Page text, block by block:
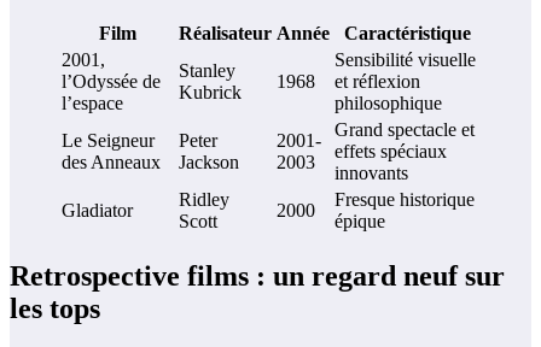
Film Réalisateur Année
Caractéristique
2001,
l’Odyssée de
l’espace
Stanley
Kubrick
1968
Sensibilité visuelle
et réflexion
philosophique
Le Seigneur
des Anneaux
Peter
Jackson
2001-
2003
Grand spectacle et
effets spéciaux
innovants
Gladiator
Ridley
Scott
2000
Fresque historique
épique
Retrospective films : un regard neuf sur
les tops